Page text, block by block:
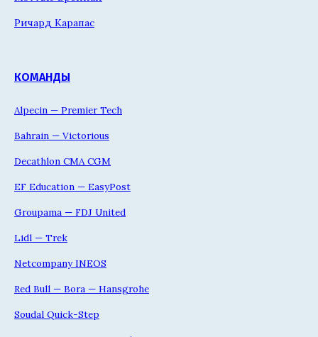
Ричард Карапас
КОМАНДЫ
Alpecin — Premier Tech
Bahrain — Victorious
Decathlon CMA CGM
EF Education — EasyPost
Groupama — FDJ United
Lidl — Trek
Netcompany INEOS
Red Bull — Bora — Hansgrohe
Soudal Quick-Step